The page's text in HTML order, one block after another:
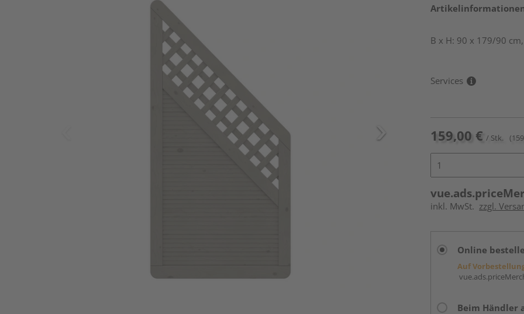
B x H: 90 x 179/90
Services
159,00 € / Stk.
inkl. MwSt. zzgl.
Online
Auf
Beim Händler